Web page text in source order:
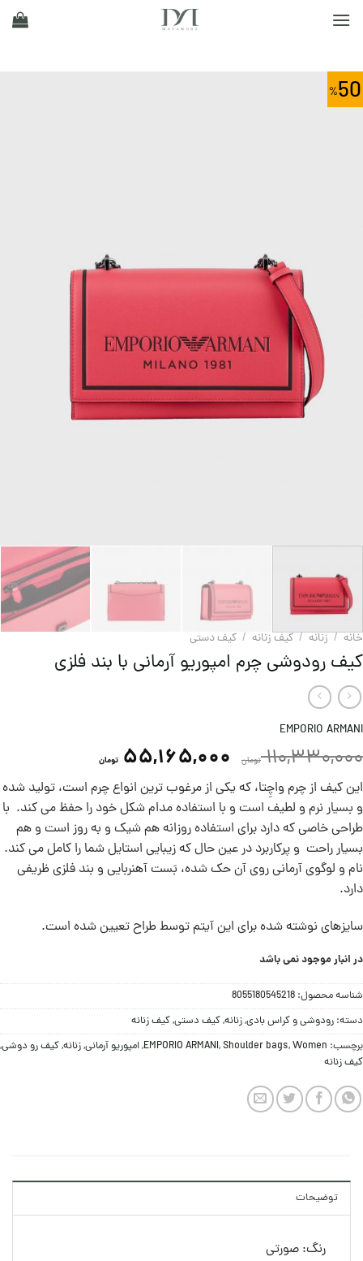
50
خانه / زنانه / کیف زنانه / کيف دستی
کیف رودوشی چرم امپوریو آرمانی با بند فلزی
EMPORIO ARMANI
110,330,000 تومان 55,165,000 تومان
این کیف از چرم واچِتا، که یکی از مرغوب ترین انواع چرم است، تولید شده
و بسیار نرم و لطیف است و با استفاده مدام شکل خود را حفظ می کند. با
طراحی خاصی که دارد برای استفاده روزانه هم شیک و به روز است و هم
بسیار راحت و پرکاربرد در عین حال که زیبایی استایل شما را کامل می کند.
نام و لوگوی آرمانی روی آن حک شده،‌ بَست آهنربایی و بند فلزی ظریفی
دارد.
سایزهای نوشته شده برای این آیتم توسط طراح تعیین شده است.
در انبار موجود نمی باشد
شناسه محصول: 8055180545218
دسته: رودوشی و کراس بادی,زنانه,کيف دستی,کیف زنانه
برچسب:
EMPORIO ARMANI,Shoulder bags,Women
,امپوریو آرمانی,زنانه,کیف رو دوشی,
کیف زنانه
توضیحات
رنگ: صورتی